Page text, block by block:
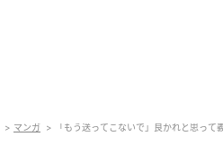
マンガ 「もう送ってこないで」良かれと思っ